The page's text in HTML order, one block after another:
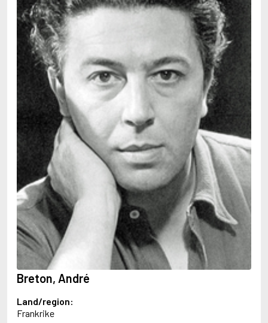
Abdel-Fattah, Randa
Abdolah, Kader
Abé, Kobo
Abedi, Isabel
Abele, Inga
Abgarjan, Narine
Abish, Walter
Aboulela, Leila
Abrahams, Peter (f. 1919)
Abrahams, Peter (f. 1947)
Abrahamson, Emmy
Abse, Dannie
Abu-Jaber, Diana
Abulhawa, Susan
Aburas, Lone
Achebe, Chinua
Achmatova, Anna
Aciman, André
Ackebo, Lena
Acker, Kathy
Ackroyd, Peter
Adam de la Halle
Adamov, Arthur
Adams, Douglas
Adams, Jane
Adams, Richard
Breton, André
Land/region:
Frankrike